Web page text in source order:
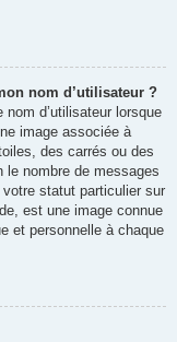
nom d’utilisateur ?
d’utilisateur lorsque
image associée à
des carrés ou des
le nombre de messages
statut particulier sur
est une image connue
et personnelle à chaque